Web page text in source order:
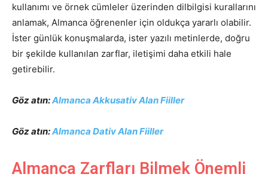
kullanımı ve örnek cümleler üzerinden dilbilgisi kurallarını
anlamak, Almanca öğrenenler için oldukça yararlı olabilir.
İster günlük konuşmalarda, ister yazılı metinlerde, doğru
bir şekilde kullanılan zarflar, iletişimi daha etkili hale
getirebilir.
Göz atın:Almanca Akkusativ Alan Fiiller
Göz atın:Almanca Dativ Alan Fiiller
Almanca Zarfları Bilmek Önemli